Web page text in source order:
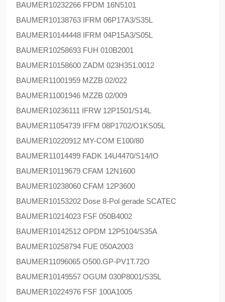
BAUMER10232266 FPDM 16N5101
BAUMER10138763 IFRM 06P17A3/S35L
BAUMER10144448 IFRM 04P15A3/S05L
BAUMER10258693 FUH 010B2001
BAUMER10158600 ZADM 023H351.0012
BAUMER11001959 MZZB 02/022
BAUMER11001946 MZZB 02/009
BAUMER10236111 IFRW 12P1501/S14L
BAUMER11054739 IFFM 08P1702/O1KS05L
BAUMER10220912 MY-COM E100/80
BAUMER11014499 FADK 14U4470/S14/IO
BAUMER10119679 CFAM 12N1600
BAUMER10238060 CFAM 12P3600
BAUMER10153202 Dose 8-Pol gerade SCATEC
BAUMER10214023 FSF 050B4002
BAUMER10142512 OPDM 12P5104/S35A
BAUMER10258794 FUE 050A2003
BAUMER11096065 O500.GP-PV1T.72O
BAUMER10149557 OGUM 030P8001/S35L
BAUMER10224976 FSF 100A1005